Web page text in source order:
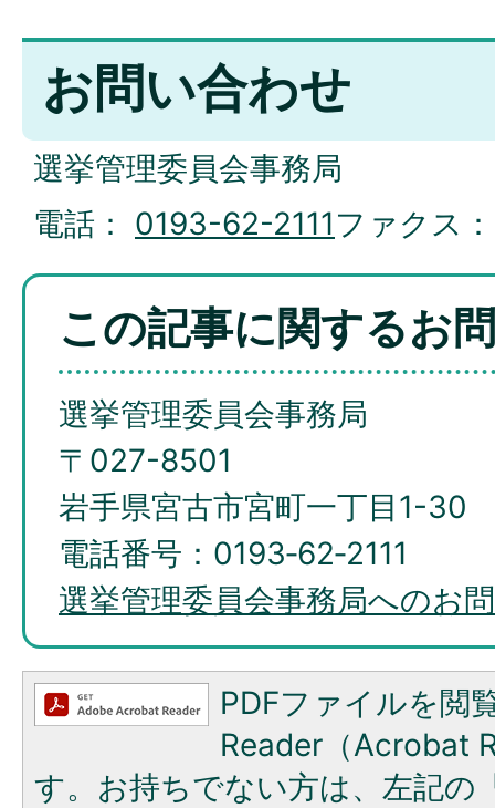
お問い合わせ
選挙管理委員会事務局
電話： 0193-62-2111ファクス
この記事に関するお
選挙管理委員会事務局
〒027-8501
岩手県宮古市宮町一丁目1-30
電話番号：0193‐62‐2111
選挙管理委員会事務局へのお
PDFファイルを閲
Reader（Acrobat
す。お持ちでない方は、左記の